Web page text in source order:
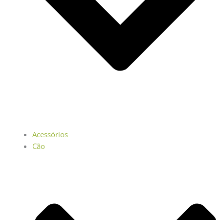
Acessórios
Cão